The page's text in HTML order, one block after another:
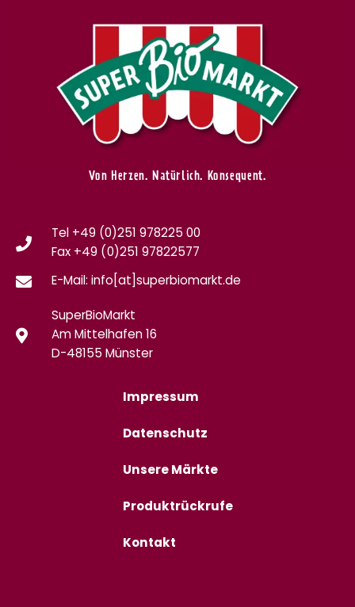
Von Herzen. Natürlich. Konsequent.
Tel +49 (0)251 978225 00
Fax +49 (0)251 97822577
E-Mail: info[at]superbiomarkt.de
SuperBioMarkt
Am Mittelhafen 16
D-48155 Münster
Impressum
Datenschutz
Unsere Märkte
Produktrückrufe
Kontakt